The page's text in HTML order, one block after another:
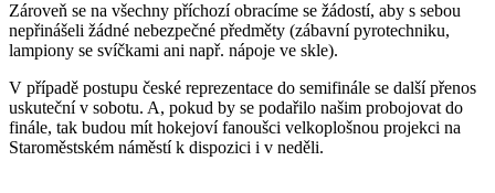
Zároveň se na všechny příchozí obracíme se žádostí, aby s sebou
nepřinášeli žádné nebezpečné předměty (zábavní pyrotechniku,
lampiony se svíčkami ani např. nápoje ve skle).
V případě postupu české reprezentace do semifinále se další přenos
uskuteční v sobotu. A, pokud by se podařilo našim probojovat do
finále, tak budou mít hokejoví fanoušci velkoplošnou projekci na
Staroměstském náměstí k dispozici i v neděli.